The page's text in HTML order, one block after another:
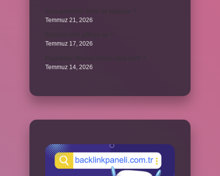
Temmuz 21, 2026
Temmuz 17, 2026
Temmuz 14, 2026